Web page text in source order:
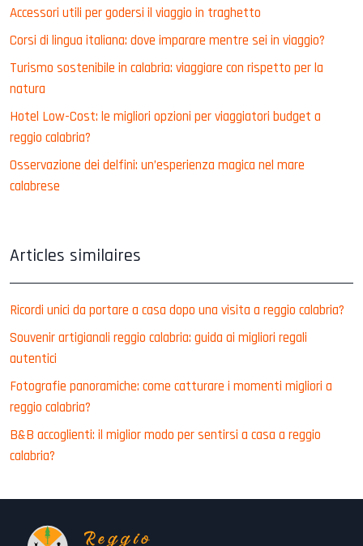
Accessori utili per godersi il viaggio in traghetto
Corsi di lingua italiana: dove imparare mentre sei in viaggio?
Turismo sostenibile in calabria: viaggiare con rispetto per la
natura
Hotel Low-Cost: le migliori opzioni per viaggiatori budget a
reggio calabria?
Osservazione dei delfini: un’esperienza magica nel mare
calabrese
Articles similaires
Ricordi unici da portare a casa dopo una visita a reggio calabria?
Souvenir artigianali reggio calabria: guida ai migliori regali
autentici
Fotografie panoramiche: come catturare i momenti migliori a
reggio calabria?
B&B accoglienti: il miglior modo per sentirsi a casa a reggio
calabria?